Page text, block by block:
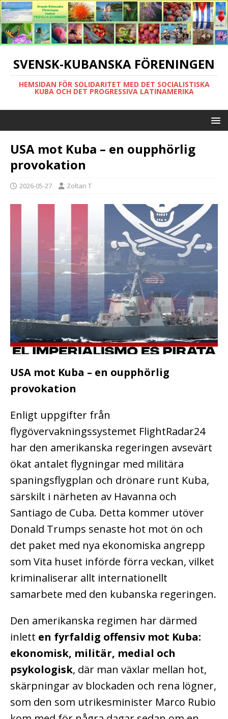
SVENSK-KUBANSKA FÖRENINGEN
HEMSIDAN FÖR SOLIDARITET MED DET SOCIALISTISKA
KUBA OCH DET PROGRESSIVA LATINAMERIKA
USA mot Kuba – en oupphörlig
provokation
2026-05-27 Zoltan T
USA mot Kuba – en oupphörlig
provokation
Enligt uppgifter från
flygövervakningssystemet FlightRadar24
har den amerikanska regeringen avsevärt
ökat antalet flygningar med militära
spaningsflygplan och drönare runt Kuba,
särskilt i närheten av Havanna och
Santiago de Cuba. Detta kommer utöver
Donald Trumps senaste hot mot ön och
det paket med nya ekonomiska angrepp
som Vita huset införde förra veckan, vilket
kriminaliserar allt internationellt
samarbete med den kubanska regeringen.
Den amerikanska regimen har därmed
inlett en fyrfaldig offensiv mot Kuba:
ekonomisk, militär, medial och
psykologisk, där man växlar mellan hot,
skärpningar av blockaden och rena lögner,
som den som utrikesminister Marco Rubio